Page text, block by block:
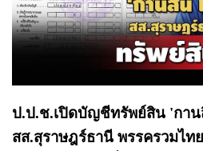
ป.ป.ช.เปิดบัญชีทรัพย์สิน 'กาน
สส.สุราษฎร์ธานี พรรครวมไท